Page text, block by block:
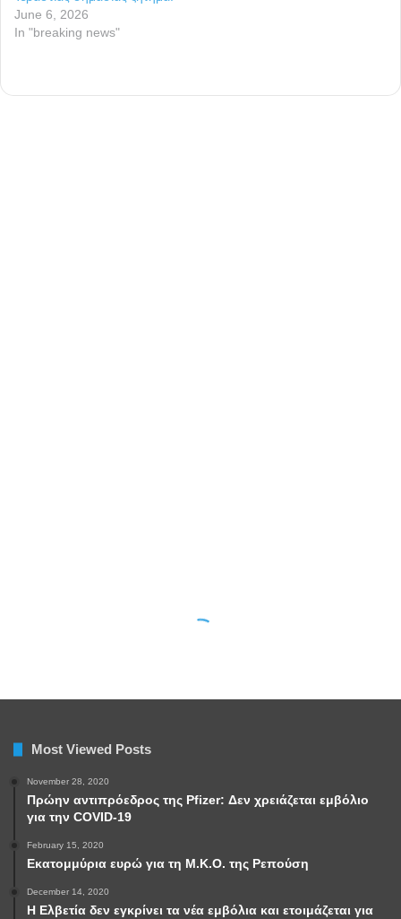
Most Viewed Posts
November 28, 2020
Πρώην αντιπρόεδρος της Pfizer: Δεν χρειάζεται εμβόλιο
για την COVID-19
February 15, 2020
Εκατομμύρια ευρώ για τη Μ.Κ.Ο. της Ρεπούση
December 14, 2020
Η Ελβετία δεν εγκρίνει τα νέα εμβόλια και ετοιμάζεται για